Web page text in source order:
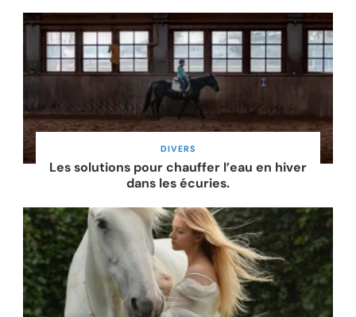
DIVERS
Les solutions pour chauffer l’eau en hiver
dans les écuries.